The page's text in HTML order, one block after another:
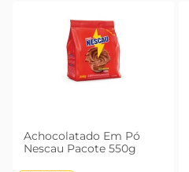
Achocolatado Em Pó
Nescau Pacote 550g